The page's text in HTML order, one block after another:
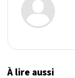
À lire aussi